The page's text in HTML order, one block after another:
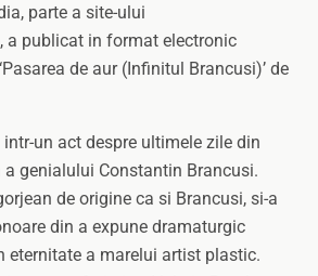
parte a site-ului
a publicat in format electronic
de aur (Infinitul Brancusi)’ de
un act despre ultimele zile din
genialului Constantin Brancusi.
de origine ca si Brancusi, si-a
din a expune dramaturgic
eternitate a marelui artist plastic.